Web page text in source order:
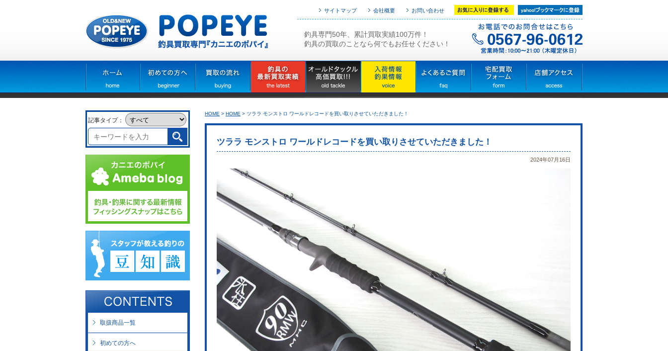
サイトマップ 会社概要 お問い合わせ
釣具専門50年、累計買取実績100万件！
釣具の買取のことなら何でもお任せください！
HOME > HOME > ツララ モンストロ ワールドレコードを買い取りさせていただきました！
ツララ モンストロ ワールドレコードを買い取りさせていただきました！
2024年07月16日
記事タイプ：
取扱商品一覧
初めての方へ